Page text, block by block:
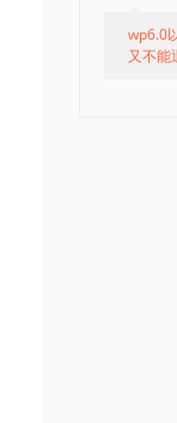
wp6.0
又不能